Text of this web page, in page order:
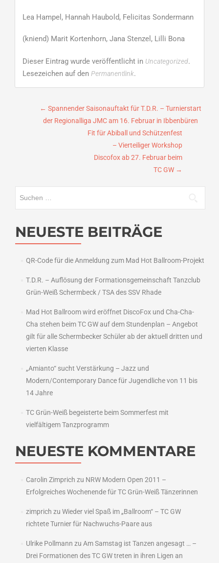
Lea Hampel, Hannah Haubold, Felicitas Sondermann
(kniend) Marit Kortenhorn, Jana Stenzel, Lilli Bona
Dieser Eintrag wurde veröffentlicht in Uncategorized.
Lesezeichen auf den Permanentlink.
Beitragsnavigation
← Spannender Saisonauftakt für T.D.R. – Turnierstart
der Regionalliga JMC am 16. Februar in Ibbenbüren
Fit für Abiball und Schützenfest
– Vierteiliger Workshop
Discofox ab 27. Februar beim
TC GW →
NEUESTE BEITRÄGE
QR-Code für die Anmeldung zum Mad Hot Ballroom-Projekt
T.D.R. – Auflösung der Formationsgemeinschaft Tanzclub
Grün-Weiß Schermbeck / TSA des SSV Rhade
Mad Hot Ballroom wird eröffnet DiscoFox und Cha-Cha-
Cha stehen beim TC GW auf dem Stundenplan – Angebot
gilt für alle Schermbecker Schüler ab der aktuell dritten und
vierten Klasse
„Amianto“ sucht Verstärkung – Jazz und
Modern/Contemporary Dance für Jugendliche von 11 bis
14 Jahre
TC Grün-Weiß begeisterte beim Sommerfest mit
vielfältigem Tanzprogramm
NEUESTE KOMMENTARE
Carolin Zimprich zu NRW Modern Open 2011 –
Erfolgreiches Wochenende für TC Grün-Weiß Tänzerinnen
zimprich zu Wieder viel Spaß im „Ballroom“ – TC GW
richtete Turnier für Nachwuchs-Paare aus
Ulrike Pollmann zu Am Samstag ist Tanzen angesagt … –
Drei Formationen des TC GW treten in ihren Ligen an